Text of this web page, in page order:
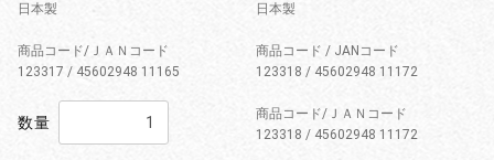
日本製
商品コード/ＪＡＮコード
123317 / 45602948 11165
数量
日本製
商品コード / JANコード
123318 / 45602948 11172
商品コード/ＪＡＮコード
123318 / 45602948 11172